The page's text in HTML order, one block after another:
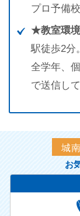
プロ予備
★教室環
駅徒歩2分
全学年、
で送信し
城
お